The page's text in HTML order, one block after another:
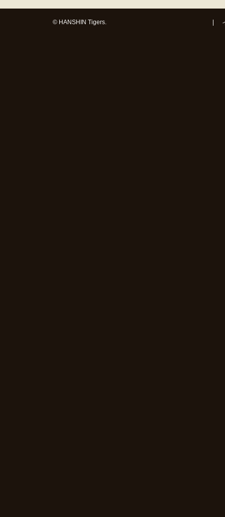
© HANSHIN Tigers.